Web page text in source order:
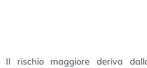
Il rischio maggiore deriva